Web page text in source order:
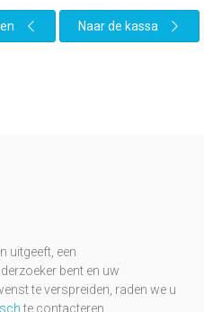
Naar de kassa
uitgeeft, een
bent en uw
te verspreiden, raden we u
te contacteren